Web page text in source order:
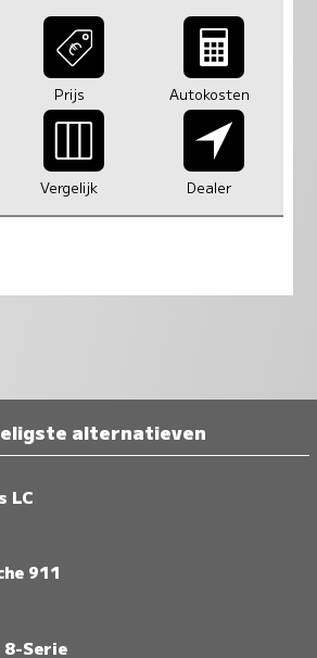
Prijs Autokosten
Vergelijk Dealer
alternatieven
LC
911
8-Serie